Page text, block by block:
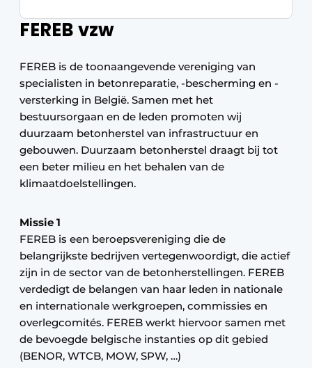
FEREB vzw
FEREB is de toonaangevende vereniging van
specialisten in betonreparatie, -bescherming en -
versterking in België. Samen met het
bestuursorgaan en de leden promoten wij
duurzaam betonherstel van infrastructuur en
gebouwen. Duurzaam betonherstel draagt bij tot
een beter milieu en het behalen van de
klimaatdoelstellingen.
Missie 1
FEREB is een beroepsvereniging die de
belangrijkste bedrijven vertegenwoordigt, die actief
zijn in de sector van de betonherstellingen. FEREB
verdedigt de belangen van haar leden in nationale
en internationale werkgroepen, commissies en
overlegcomités. FEREB werkt hiervoor samen met
de bevoegde belgische instanties op dit gebied
(BENOR, WTCB, MOW, SPW, …)